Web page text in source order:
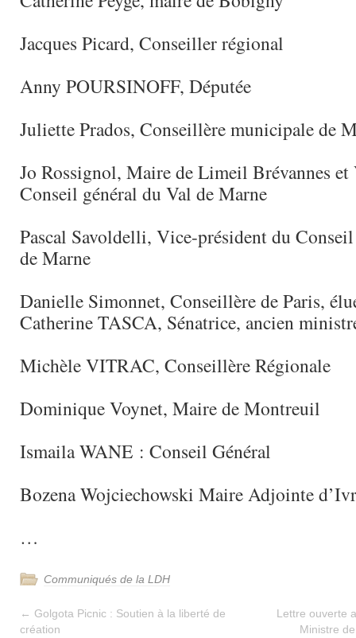
Jacques Picard, Conseiller régional
Anny POURSINOFF, Députée
Juliette Prados, Conseillère municipale de
Jo Rossignol, Maire de Limeil Brévannes
Conseil général du Val de Marne
Pascal Savoldelli, Vice-président du
de Marne
Danielle Simonnet, Conseillère de Paris,
Catherine TASCA, Sénatrice, ancien
Michèle VITRAC, Conseillère Régionale
Dominique Voynet, Maire de Montreuil
Ismaila WANE : Conseil Général
Bozena Wojciechowski Maire Adjointe
…
Communiqués de la LDH
← Golgota Picnic : Soutien à la liberté de
création
Lettre ouverte
Ministre